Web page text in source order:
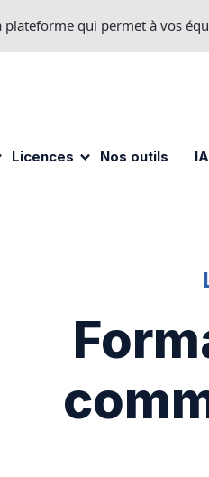
Licences Nos outils IA
plateforme qui permet à vos